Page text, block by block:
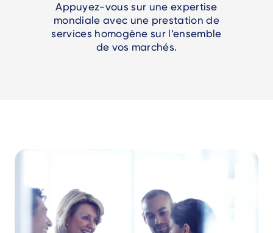
Appuyez-vous sur une expertise
mondiale avec une prestation de
services homogène sur l’ensemble
de vos marchés.